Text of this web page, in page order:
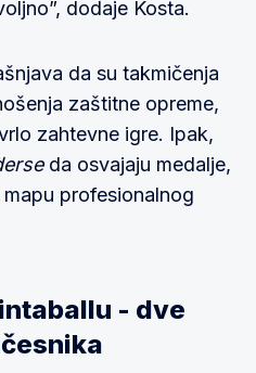
dodaje Kosta.
da su takmičenja
zaštitne opreme,
zahtevne igre. Ipak,
da osvajaju medalje,
profesionalnog
- dve